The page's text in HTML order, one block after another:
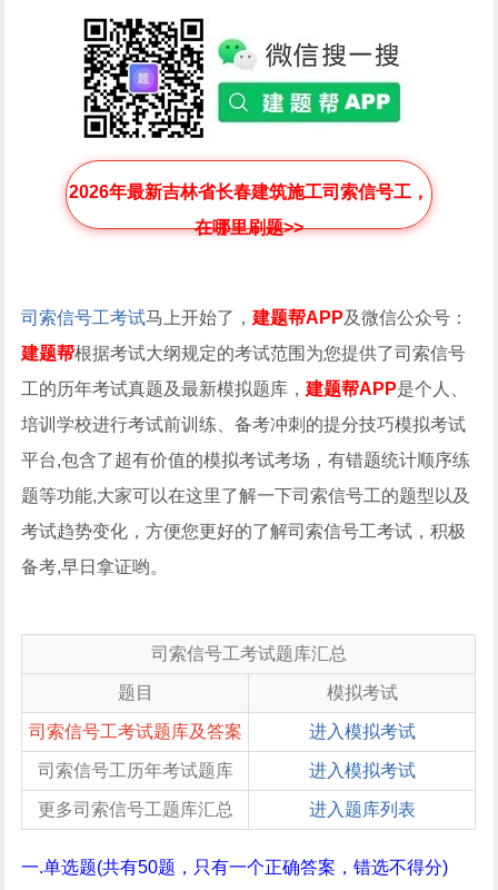
2026年最新吉林省长春建筑施工司索信号工，
在哪里刷题>>
司索信号工考试马上开始了，建题帮APP及微信公众号：
建题帮根据考试大纲规定的考试范围为您提供了司索信号
工的历年考试真题及最新模拟题库，建题帮APP是个人、
培训学校进行考试前训练、备考冲刺的提分技巧模拟考试
平台,包含了超有价值的模拟考试考场，有错题统计顺序练
题等功能,大家可以在这里了解一下司索信号工的题型以及
考试趋势变化，方便您更好的了解司索信号工考试，积极
备考,早日拿证哟。
司索信号工考试题库汇总
题目 模拟考试
司索信号工考试题库及答案 进入模拟考试
司索信号工历年考试题库 进入模拟考试
更多司索信号工题库汇总 进入题库列表
一.单选题(共有50题，只有一个正确答案，错选不得分)